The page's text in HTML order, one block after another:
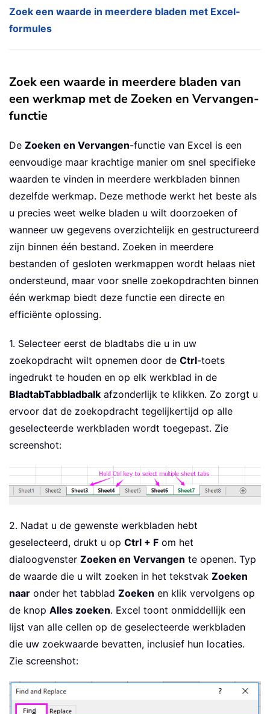
Zoek een waarde in meerdere bladen met Excel-
formules
Zoek een waarde in meerdere bladen van
een werkmap met de Zoeken en Vervangen-
functie
De Zoeken en Vervangen-functie van Excel is een
eenvoudige maar krachtige manier om snel specifieke
waarden te vinden in meerdere werkbladen binnen
dezelfde werkmap. Deze methode werkt het beste als
u precies weet welke bladen u wilt doorzoeken of
wanneer uw gegevens overzichtelijk en gestructureerd
zijn binnen één bestand. Zoeken in meerdere
bestanden of gesloten werkmappen wordt helaas niet
ondersteund, maar voor snelle zoekopdrachten binnen
één werkmap biedt deze functie een directe en
efficiënte oplossing.
1. Selecteer eerst de bladtabs die u in uw
zoekopdracht wilt opnemen door de Ctrl-toets
ingedrukt te houden en op elk werkblad in de
BladtabTabbladbalk afzonderlijk te klikken. Zo zorgt u
ervoor dat de zoekopdracht tegelijkertijd op alle
geselecteerde werkbladen wordt toegepast. Zie
screenshot:
2. Nadat u de gewenste werkbladen hebt
geselecteerd, drukt u op Ctrl + F om het
dialoogvenster Zoeken en Vervangen te openen. Typ
de waarde die u wilt zoeken in het tekstvak Zoeken
naar onder het tabblad Zoeken en klik vervolgens op
de knop Alles zoeken. Excel toont onmiddellijk een
lijst van alle cellen op de geselecteerde werkbladen
die uw zoekwaarde bevatten, inclusief hun locaties.
Zie screenshot: